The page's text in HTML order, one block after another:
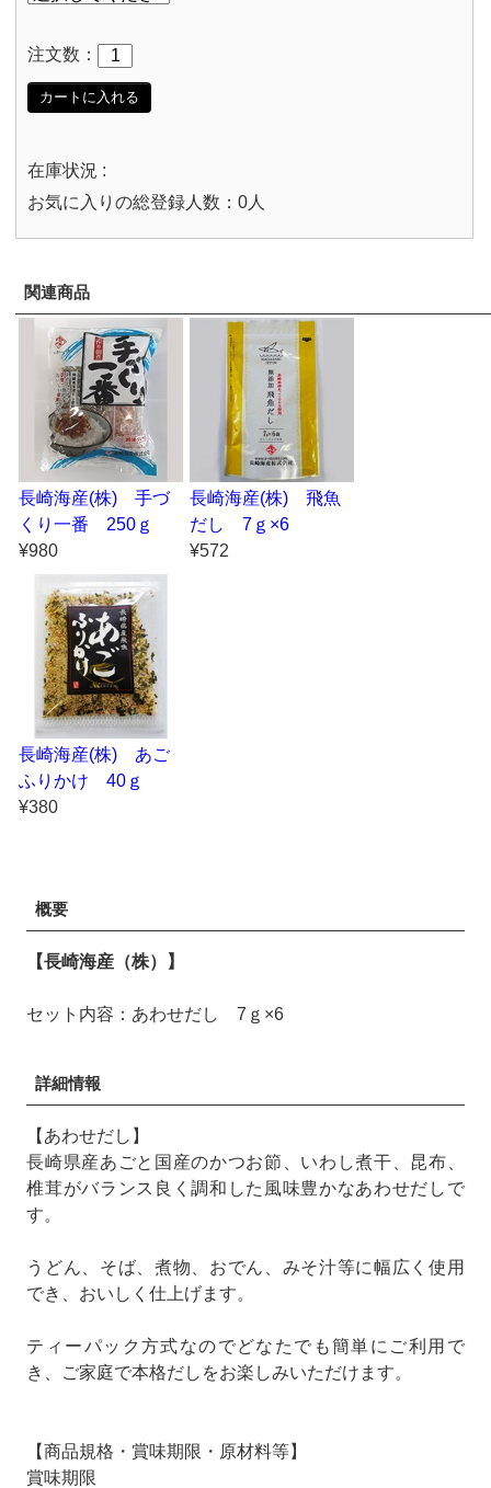
注文数：
カートに入れる
在庫状況 :
お気に入りの総登録人数：0人
関連商品
長崎海産(株) 手づ
くり一番 250ｇ
¥980
長崎海産(株) 飛魚
だし 7ｇ×6
¥572
長崎海産(株) あご
ふりかけ 40ｇ
¥380
概要
【長崎海産（株）】
セット内容：あわせだし 7ｇ×6
詳細情報
【あわせだし】
長崎県産あごと国産のかつお節、いわし煮干、昆布、
椎茸がバランス良く調和した風味豊かなあわせだしで
す。
うどん、そば、煮物、おでん、みそ汁等に幅広く使用
でき、おいしく仕上げます。
ティーパック方式なのでどなたでも簡単にご利用で
き、ご家庭で本格だしをお楽しみいただけます。
【商品規格・賞味期限・原材料等】
賞味期限